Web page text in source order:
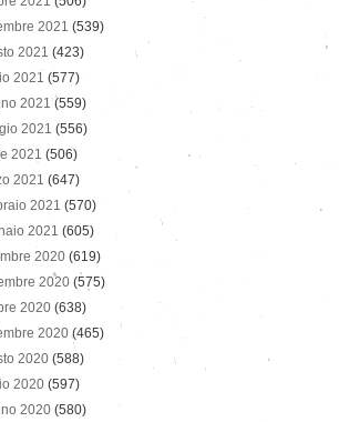
2021 (539)
2021 (423)
2021 (577)
2021(559)
2021 (556)
2021 (506)
2021 (647)
2021 (570)
2021 (605)
2020 (619)
2020 (575)
2020 (638)
2020(465)
2020 (588)
2020 (597)
2020 (580)